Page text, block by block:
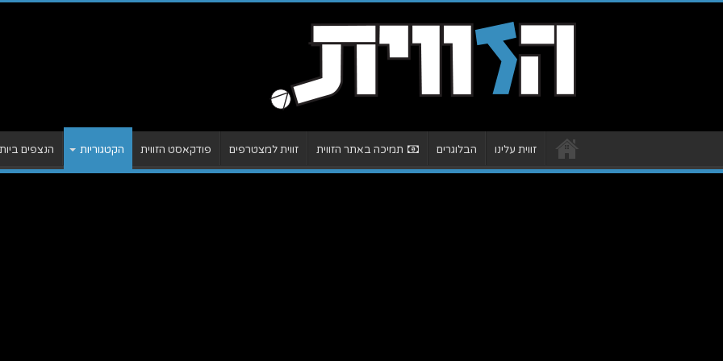
זווית עלינו הבלוגרים תמיכה באתר הזווית זווית למצטרפים פודקאסט הזווית הקטגוריות הנצפים